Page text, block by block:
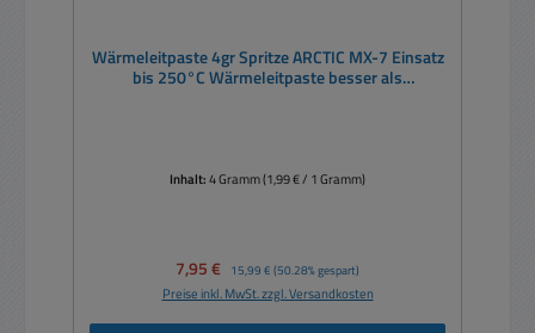
Wärmeleitpaste 4gr Spritze ARCTIC MX-7 Einsatz
bis 250°C Wärmeleitpaste besser als
Inhalt:4 Gramm(1,99 € / 1 Gramm)
Verkaufspreis:
7,95 € Regulärer Preis:
15,99 € (50.28% gespart)
Preise inkl. MwSt. zzgl. Versandkosten